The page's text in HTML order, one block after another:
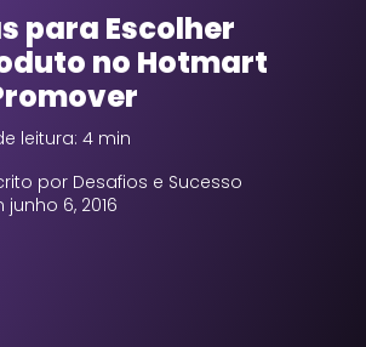
e Sucesso
para Escolher
no Hotmart
leitura: 4 min
por Desafios e Sucesso
junho 6, 2016